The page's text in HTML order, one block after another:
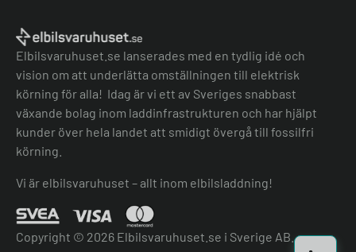
Jämför laddboxar
Köpvillkor
Elbilsvaruhuset.se lanserades med en tydlig idé och
vision om att underlätta omställningen till elektrisk
körning för alla! Idag är vi ett av Sveriges snabbast
växande bolag inom laddinfrastrukturen och har hjälpt
kunder över hela landet att smidigt övergå till fossilfri
körning.
Vi är elbilsvaruhuset – allt inom elbilsladdning!
Copyright © 2026 Elbilsvaruhuset.se i Sverige AB.